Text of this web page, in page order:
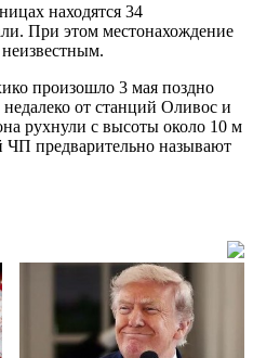
находятся 34
При этом местонахождение
неизвестным.
произошло 3 мая поздно
от станций Оливос и
рухнули с высоты около 10 м
предварительно называют